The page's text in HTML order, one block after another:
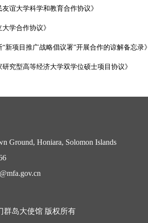
谊大学科学和教育合作协议》
学合作协议》
新项目推广战略倡议署”开展合作的谅解备忘录》
究型高等经济大学双学位硕士项目协议》
Ground, Honiara, Solomon Islands
群岛大使馆 版权所有